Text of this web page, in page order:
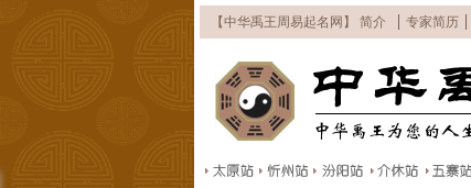
【中华禹王周易起名网】 简介 专家简历